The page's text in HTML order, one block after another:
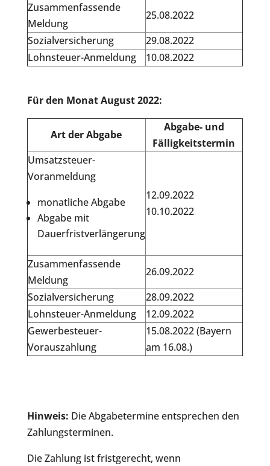
Zusammenfassende
Meldung
25.08.2022
Sozialversicherung
29.08.2022
Lohnsteuer-Anmeldung
10.08.2022
Für den Monat August 2022:
Art der Abgabe
Abgabe- und
Fälligkeitstermin
Umsatzsteuer-
Voranmeldung
monatliche Abgabe
Abgabe mit
Dauerfristverlängerung
12.09.2022
10.10.2022
Zusammenfassende
Meldung
26.09.2022
Sozialversicherung
28.09.2022
Lohnsteuer-Anmeldung
12.09.2022
Gewerbesteuer-
Vorauszahlung
15.08.2022 (Bayern
am 16.08.)
Hinweis: Die Abgabetermine entsprechen den
Zahlungsterminen.
Die Zahlung ist fristgerecht, wenn